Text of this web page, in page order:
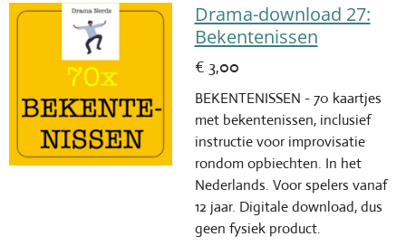
Drama-download 27:
Bekentenissen
€ 3,00
BEKENTENISSEN - 70 kaartjes
met bekentenissen, inclusief
instructie voor improvisatie
rondom opbiechten. In het
Nederlands. Voor spelers vanaf
12 jaar. Digitale download, dus
geen fysiek product.